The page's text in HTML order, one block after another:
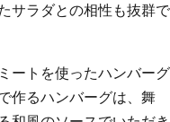
サラダとの相性も抜群で
ートを使ったハンバーグ
作るハンバーグは、舞